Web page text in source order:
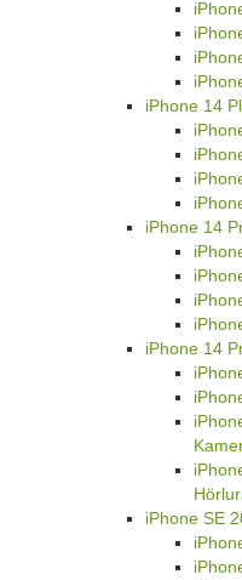
iPhone 14
iPhone 14
iPhone 14
iPhone SE